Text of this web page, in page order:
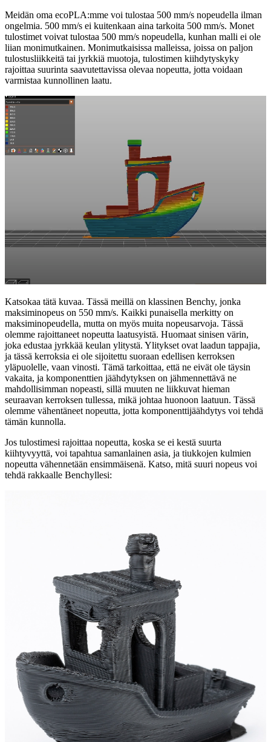
Meidän oma ecoPLA:mme voi tulostaa 500 mm/s nopeudella ilman
ongelmia. 500 mm/s ei kuitenkaan aina tarkoita 500 mm/s. Monet
tulostimet voivat tulostaa 500 mm/s nopeudella, kunhan malli ei ole
liian monimutkainen. Monimutkaisissa malleissa, joissa on paljon
tulostusliikkeitä tai jyrkkiä muotoja, tulostimen kiihdytyskyky
rajoittaa suurinta saavutettavissa olevaa nopeutta, jotta voidaan
varmistaa kunnollinen laatu.
Katsokaa tätä kuvaa. Tässä meillä on klassinen Benchy, jonka
maksiminopeus on 550 mm/s. Kaikki punaisella merkitty on
maksiminopeudella, mutta on myös muita nopeusarvoja. Tässä
olemme rajoittaneet nopeutta laatusyistä. Huomaat sinisen värin,
joka edustaa jyrkkää keulan ylitystä. Ylitykset ovat laadun tappajia,
ja tässä kerroksia ei ole sijoitettu suoraan edellisen kerroksen
yläpuolelle, vaan vinosti. Tämä tarkoittaa, että ne eivät ole täysin
vakaita, ja komponenttien jäähdytyksen on jähmennettävä ne
mahdollisimman nopeasti, sillä muuten ne liikkuvat hieman
seuraavan kerroksen tullessa, mikä johtaa huonoon laatuun. Tässä
olemme vähentäneet nopeutta, jotta komponenttijäähdytys voi tehdä
tämän kunnolla.
Jos tulostimesi rajoittaa nopeutta, koska se ei kestä suurta
kiihtyvyyttä, voi tapahtua samanlainen asia, ja tiukkojen kulmien
nopeutta vähennetään ensimmäisenä. Katso, mitä suuri nopeus voi
tehdä rakkaalle Benchyllesi: